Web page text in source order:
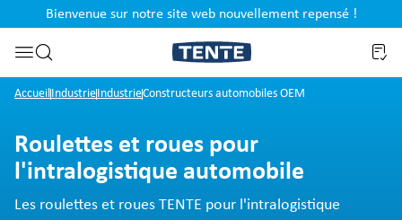
Passer à la recherche
Bienvenue sur notre site web nouvellement repensé !
AccueilIndustrieIndustrieConstructeurs automobiles OEM
Roulettes et roues pour
l'intralogistique automobile
Les roulettes et roues TENTE pour l'intralogistique